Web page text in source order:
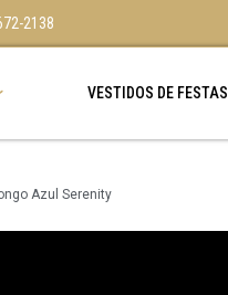
2138
VESTIDOS DE FESTAS
Azul Serenity